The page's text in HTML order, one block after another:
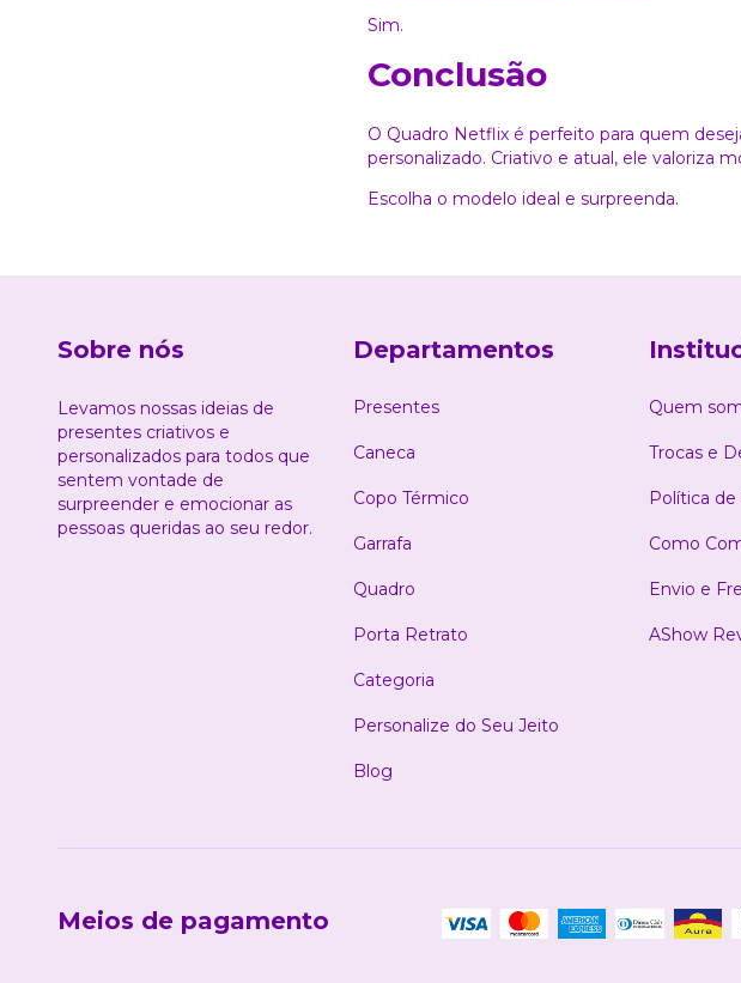
Sim.
Conclusão
O Quadro Netflix é perfeito para quem
personalizado. Criativo e atual, ele valoriza
Escolha o modelo ideal e surpreenda.
Sobre nós
Levamos nossas ideias de
presentes criativos e
personalizados para todos que
sentem vontade de
surpreender e emocionar as
pessoas queridas ao seu redor.
Departamentos
Presentes
Caneca
Copo Térmico
Garrafa
Quadro
Porta Retrato
Categoria
Personalize do Seu Jeito
Blog
Quem
Trocas e
Política
Como
Envio e
AShow
Meios de pagamento